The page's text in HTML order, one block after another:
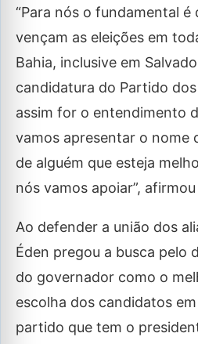
“Para nós o fundamental é
vençam as eleições em
Bahia, inclusive em
candidatura do Partido
assim for o entendimento
vamos apresentar o nome
de alguém que esteja
nós vamos apoiar”,
Ao defender a união dos
Éden pregou a busca pelo
do governador como o
escolha dos candidatos
partido que tem o